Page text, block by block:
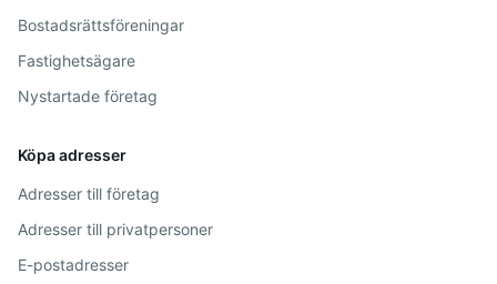
Bostadsrättsföreningar
Fastighetsägare
Nystartade företag
Köpa adresser
Adresser till företag
Adresser till privatpersoner
E-postadresser